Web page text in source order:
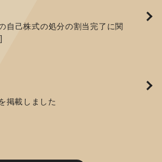
自己株式の処分の割当完了に関
掲載しました
金沢2025(第61回機械工業見本
掲載しました
掲載しました
※終了しました
説明コーナー予約のご案内 ※
書を更新しました
を掲載しました
フバランス企業知事表彰「優良